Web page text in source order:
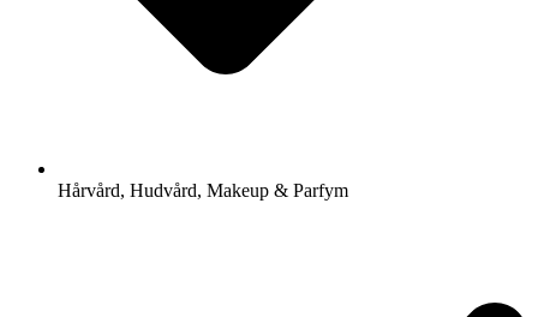
Hårvård, Hudvård, Makeup & Parfym